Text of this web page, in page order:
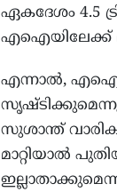
ഏകദേശം 4.5
എഐയിലേക്ക്
എന്നാൽ,
സുശാന്ത്
മാറ്റിയാൽ